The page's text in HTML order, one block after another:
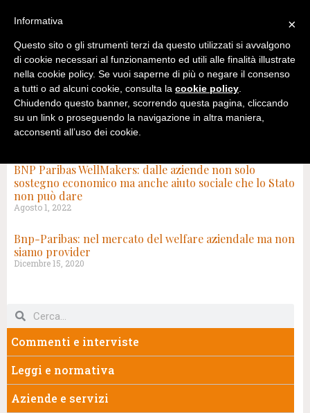
BNP Paribas WellMakers: dalle aziende non solo
sostegno economico ma anche aiuto sociale che lo Stato
non può dare
Agosto 1, 2022
Bnp-Paribas: nel mercato del welfare aziendale ma non
siamo provider
Dicembre 15, 2020
Commenti e interviste
Leggi e normativa
Aziende e servizi
×
Informativa
Questo sito o gli strumenti terzi da questo utilizzati si avvalgono
di cookie necessari al funzionamento ed utili alle finalità illustrate
nella cookie policy. Se vuoi saperne di più o negare il consenso
a tutti o ad alcuni cookie, consulta la cookie policy.
Chiudendo questo banner, scorrendo questa pagina, cliccando
su un link o proseguendo la navigazione in altra maniera,
acconsenti all’uso dei cookie.